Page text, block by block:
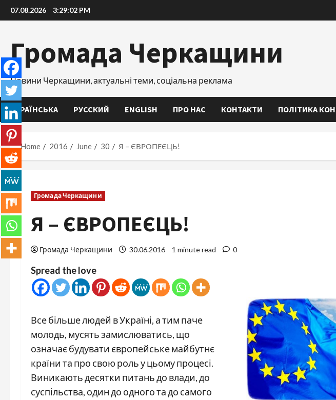
Skip
to
07.08.2026 3:29:03 PM
Громада Черкащини
Новини Черкащини, актуальні теми, соціальна реклама
УКРАЇНСЬКА РУССКИЙ ENGLISH ПРО НАС КОНТАКТИ ПОЛІТИКА
Home 2016 June 30 Я – ЄВРОПЕЄЦЬ!
Громада Черкащини
Я – ЄВРОПЕЄЦЬ!
Громада Черкащини 30.06.2016 1 minute read 0
Spread the love
Все більше людей в Україні, а тим паче
молодь, мусять замислюватись, що
означає будувати європейське майбутнє
країни та про свою роль у цьому процесі.
Виникають десятки питань до влади, до
суспільства, один до одного та до самого